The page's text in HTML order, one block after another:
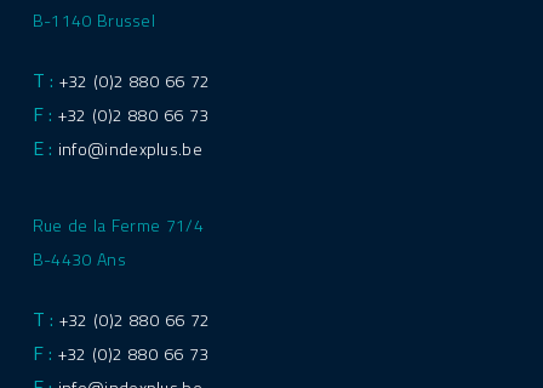
B-1140 Brussel
T : +32 (0)2 880 66 72
F : +32 (0)2 880 66 73
E : info@indexplus.be
Rue de la Ferme 71/4
B-4430 Ans
T : +32 (0)2 880 66 72
F : +32 (0)2 880 66 73